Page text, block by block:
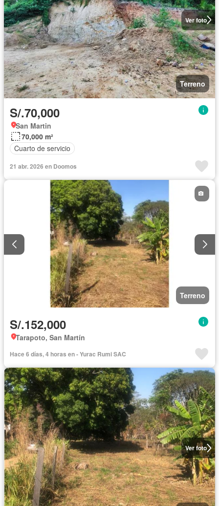
Ver foto
Terreno
S/.70,000
San Martin
70,000 m²
Cuarto de servicio
21 abr. 2026 en Doomos
Terreno
S/.152,000
Tarapoto, San Martín
Hace 6 días, 4 horas en - Yurac Rumi SAC
Ver foto